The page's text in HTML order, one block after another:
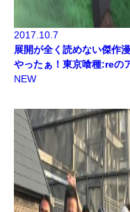
2017.10.7
展開が全く読めない傑作
やったぁ！東京喰種:reの
NEW